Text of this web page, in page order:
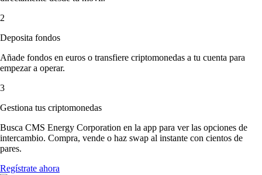
2
Deposita fondos
Añade fondos en euros o transfiere criptomonedas a tu cuenta para
empezar a operar.
3
Gestiona tus criptomonedas
Busca CMS Energy Corporation en la app para ver las opciones de
intercambio. Compra, vende o haz swap al instante con cientos de
pares.
Regístrate ahora